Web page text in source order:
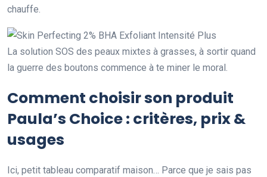
chauffe.
La solution SOS des peaux mixtes à grasses, à sortir quand
la guerre des boutons commence à te miner le moral.
Comment choisir son produit
Paula’s Choice : critères, prix &
usages
Ici, petit tableau comparatif maison… Parce que je sais pas